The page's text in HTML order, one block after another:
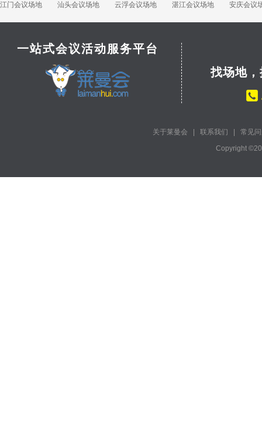
江门会议场地
汕头会议场地 云浮会议场地 湛江会议场地 安庆会议
一站式会议活动服务平台
找场地
关于莱曼会 联系我们
常见
Copyright